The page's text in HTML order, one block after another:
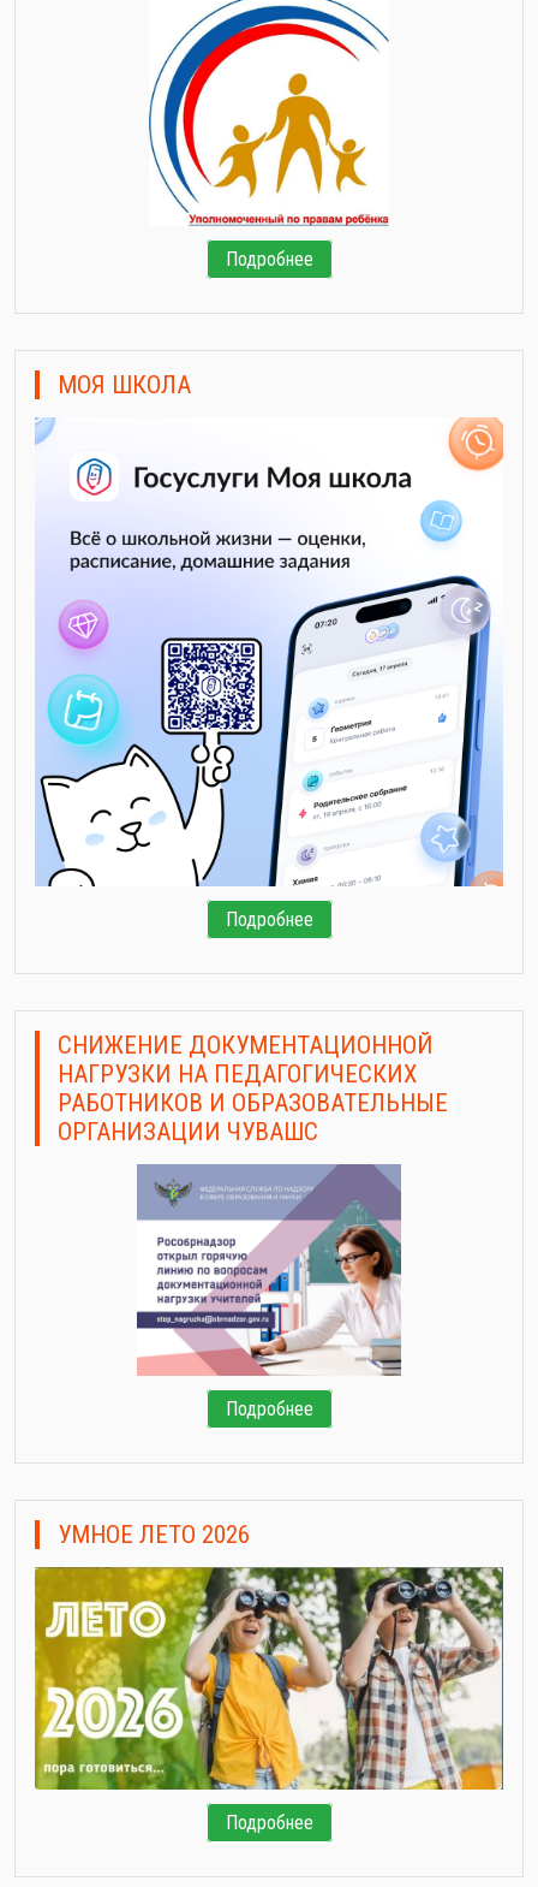
Подробнее
МОЯ ШКОЛА
Подробнее
СНИЖЕНИЕ ДОКУМЕНТАЦИОННОЙ
НАГРУЗКИ НА ПЕДАГОГИЧЕСКИХ
РАБОТНИКОВ И ОБРАЗОВАТЕЛЬНЫЕ
ОРГАНИЗАЦИИ ЧУВАШС
Подробнее
УМНОЕ ЛЕТО 2026
Подробнее